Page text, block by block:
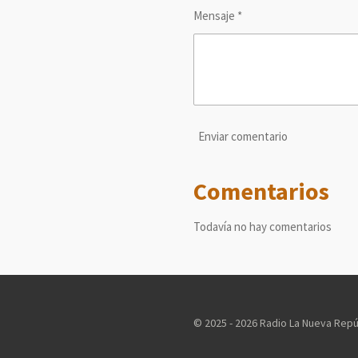
Mensaje *
Enviar comentario
Comentarios
Todavía no hay comentarios
© 2025 - 2026 Radio La Nueva